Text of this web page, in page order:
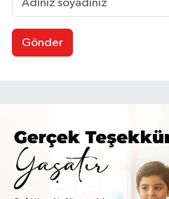
Gönder